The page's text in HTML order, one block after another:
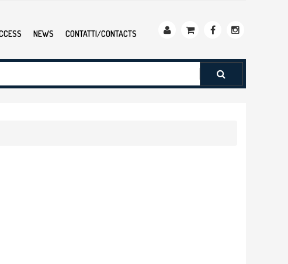
NEWS CONTATTI/CONTACTS